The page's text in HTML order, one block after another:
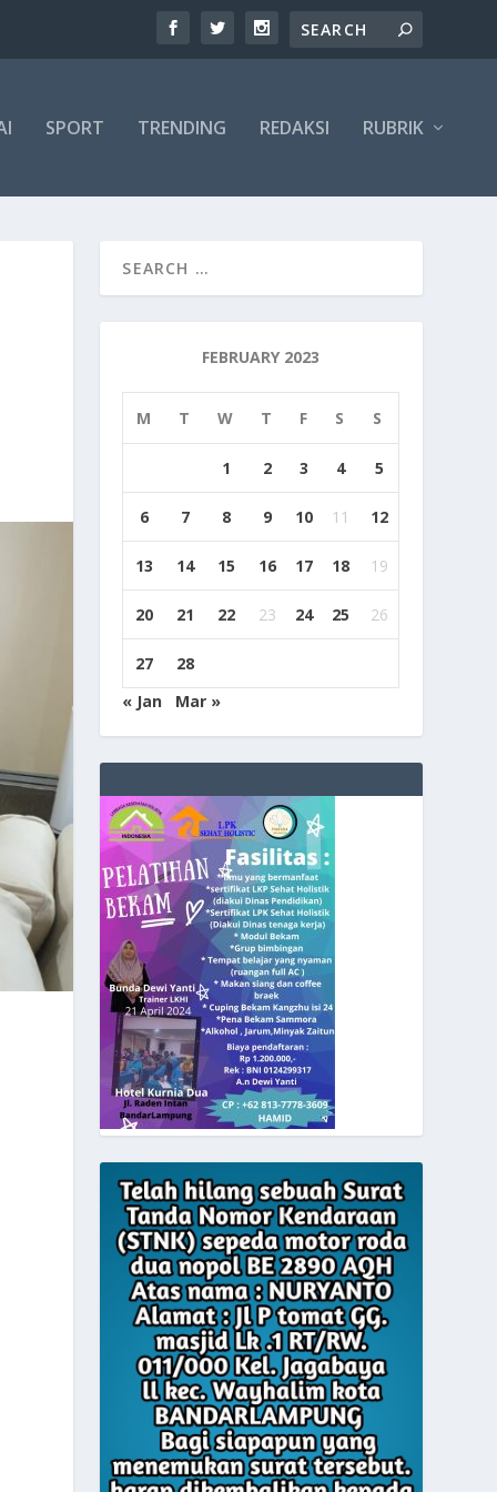
SPORT TRENDING REDAKSI RUBRIK
FEBRUARY 2023
M T W T F S S
1 2 3 4 5
6 7 8 9 10 11 12
13 14 15 16 17 18 19
20 21 22 23 24 25 26
27
28
« Jan
Mar »